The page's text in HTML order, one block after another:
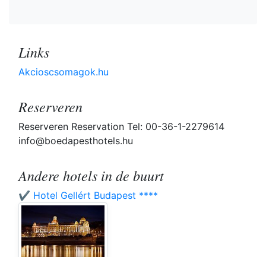
Links
Akcioscsomagok.hu
Reserveren
Reserveren Reservation Tel: 00-36-1-2279614
info@boedapesthotels.hu
Andere hotels in de buurt
✔️ Hotel Gellért Budapest ****